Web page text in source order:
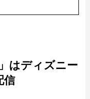
はディズニー
信